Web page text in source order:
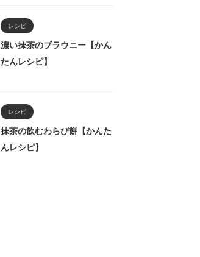
レシピ
濃い抹茶のブラウニー【かん
たんレシピ】
レシピ
抹茶の飲むわらび餅【かんた
んレシピ】